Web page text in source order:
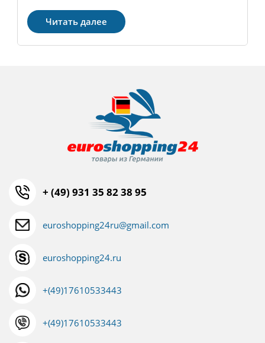
Читать далее
+ (49) 931 35 82 38 95
euroshopping24ru@gmail.com
euroshopping24.ru
+(49)17610533443
+(49)17610533443